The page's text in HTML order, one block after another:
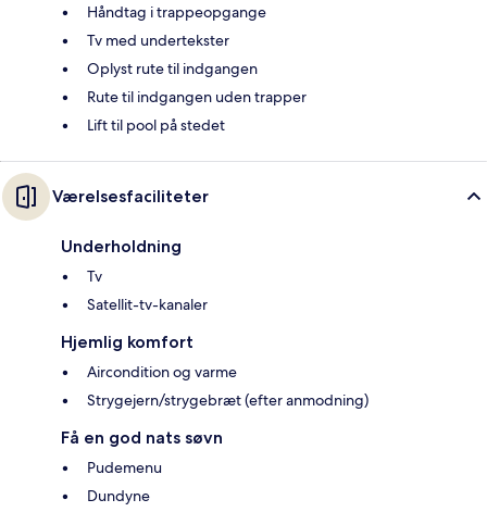
Håndtag i trappeopgange
Tv med undertekster
Oplyst rute til indgangen
Rute til indgangen uden trapper
Lift til pool på stedet
Værelsesfaciliteter
Underholdning
Tv
Satellit-tv-kanaler
Hjemlig komfort
Aircondition og varme
Strygejern/strygebræt (efter anmodning)
Få en god nats søvn
Pudemenu
Dundyne